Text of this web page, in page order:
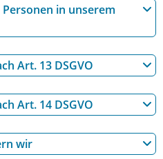
in unserem
Art. 13 DSGVO
Art. 14 DSGVO
wir